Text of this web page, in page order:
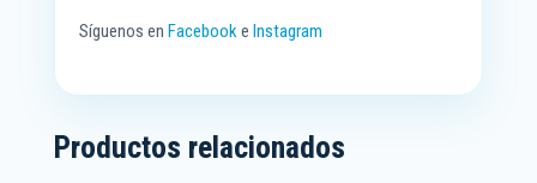
Síguenos en Facebooke Instagram
Productos relacionados